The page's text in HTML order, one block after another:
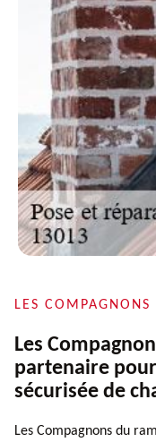
LES
Les
partenaire
sécurisée de
Les Compagnons du